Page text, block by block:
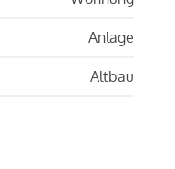
Anlage
Altbau